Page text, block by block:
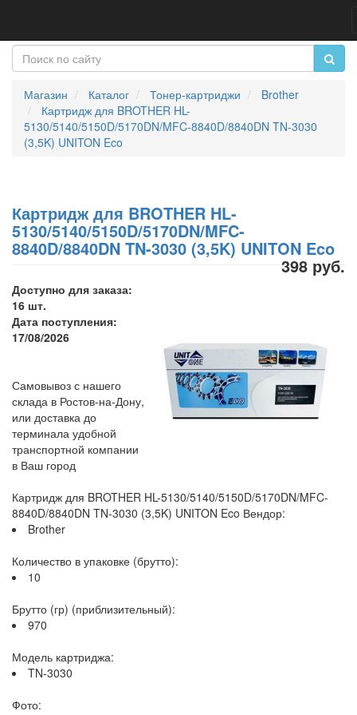
Магазин Каталог Тонер-картриджи
Brother
Картридж для BROTHER HL-
5130/5140/5150D/5170DN/MFC-8840D/8840DN TN-3030
(3,5K) UNITON Eco
Картридж для BROTHER HL-
5130/5140/5150D/5170DN/MFC-
8840D/8840DN TN-3030 (3,5K) UNITON Eco
398 руб.
Доступно для заказа:
16 шт.
Дата поступления:
17/08/2026
Самовывоз с нашего
склада в Ростов-на-Дону,
или доставка до
терминала удобной
транспортной компании
в Ваш город
Картридж для BROTHER HL-5130/5140/5150D/5170DN/MFC-
8840D/8840DN TN-3030 (3,5K) UNITON Eco Вендор:
Brother
Количество в упаковке (брутто):
10
Брутто (гр) (приблизительный):
970
Модель картриджа:
TN-3030
Фото: